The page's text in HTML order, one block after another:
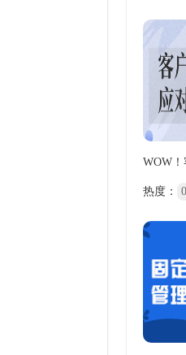
WOW
热度： 0